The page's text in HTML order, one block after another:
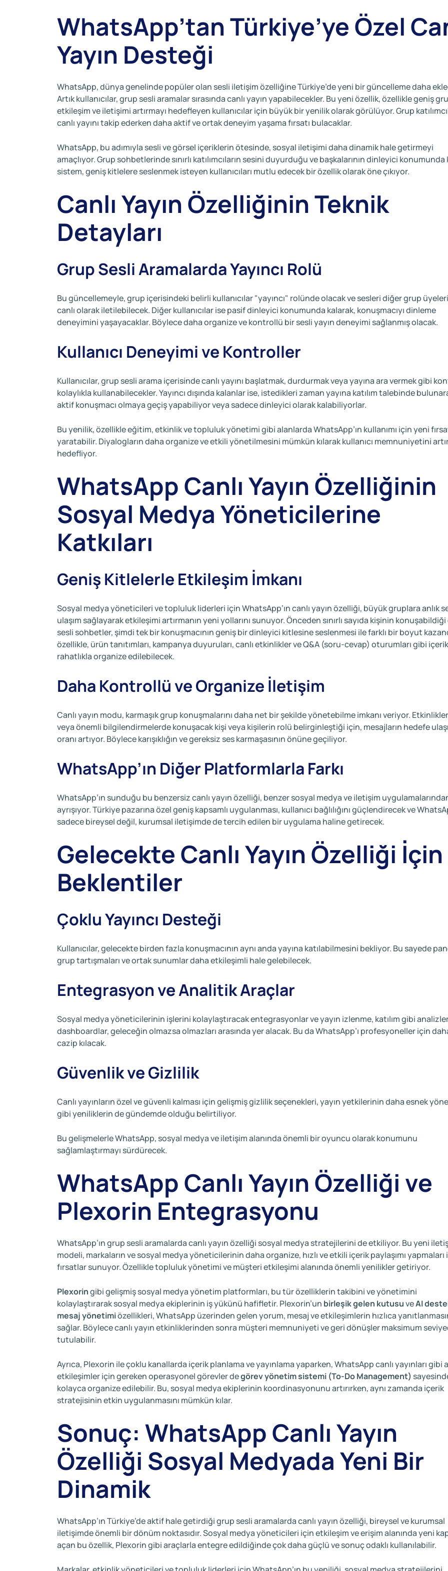
WhatsApp’tan Türkiye’ye Özel
Yayın Desteği
WhatsApp, dünya genelinde popüler olan sesli iletişim özelliğine Türkiye’de yeni bir güncelleme daha
Artık kullanıcılar, grup sesli aramalar sırasında canlı yayın yapabilecekler. Bu yeni özellik, özellikle geniş
etkileşim ve iletişimi artırmayı hedefleyen kullanıcılar için büyük bir yenilik olarak görülüyor. Grup
canlı yayını takip ederken daha aktif ve ortak deneyim yaşama fırsatı bulacaklar.
WhatsApp, bu adımıyla sesli ve görsel içeriklerin ötesinde, sosyal iletişimi daha dinamik hale getirmeyi
amaçlıyor. Grup sohbetlerinde sınırlı katılımcıların sesini duyurduğu ve başkalarının dinleyici konumunda
sistem, geniş kitlelere seslenmek isteyen kullanıcıları mutlu edecek bir özellik olarak öne çıkıyor.
Canlı Yayın Özelliğinin Teknik
Detayları
Grup Sesli Aramalarda Yayıncı Rolü
Bu güncellemeyle, grup içerisindeki belirli kullanıcılar "yayıncı" rolünde olacak ve sesleri diğer grup
canlı olarak iletilebilecek. Diğer kullanıcılar ise pasif dinleyici konumunda kalarak, konuşmacıyı dinleme
deneyimini yaşayacaklar. Böylece daha organize ve kontrollü bir sesli yayın deneyimi sağlanmış olacak.
Kullanıcı Deneyimi ve Kontroller
Kullanıcılar, grup sesli arama içerisinde canlı yayını başlatmak, durdurmak veya yayına ara vermek gibi
kolaylıkla kullanabilecekler. Yayıncı dışında kalanlar ise, istedikleri zaman yayına katılım talebinde
aktif konuşmacı olmaya geçiş yapabiliyor veya sadece dinleyici olarak kalabiliyorlar.
Bu yenilik, özellikle eğitim, etkinlik ve topluluk yönetimi gibi alanlarda WhatsApp’ın kullanımı için yeni
yaratabilir. Diyalogların daha organize ve etkili yönetilmesini mümkün kılarak kullanıcı memnuniyetini
hedefliyor.
WhatsApp Canlı Yayın Özelliğinin
Sosyal Medya Yöneticilerine
Katkıları
Geniş Kitlelerle Etkileşim İmkanı
Sosyal medya yöneticileri ve topluluk liderleri için WhatsApp’ın canlı yayın özelliği, büyük gruplara anlık
ulaşım sağlayarak etkileşimi artırmanın yeni yollarını sunuyor. Önceden sınırlı sayıda kişinin
sesli sohbetler, şimdi tek bir konuşmacının geniş bir dinleyici kitlesine seslenmesi ile farklı bir boyut
özellikle, ürün tanıtımları, kampanya duyuruları, canlı etkinlikler ve Q&A (soru-cevap) oturumları gibi
rahatlıkla organize edilebilecek.
Daha Kontrollü ve Organize İletişim
Canlı yayın modu, karmaşık grup konuşmalarını daha net bir şekilde yönetebilme imkanı veriyor.
veya önemli bilgilendirmelerde konuşacak kişi veya kişilerin rolü belirginleştiği için, mesajların hedefe
oranı artıyor. Böylece karışıklığın ve gereksiz ses karmaşasının önüne geçiliyor.
WhatsApp’ın Diğer Platformlarla Farkı
WhatsApp’ın sunduğu bu benzersiz canlı yayın özelliği, benzer sosyal medya ve iletişim
ayrışıyor. Türkiye pazarına özel geniş kapsamlı uygulanması, kullanıcı bağlılığını güçlendirecek ve
sadece bireysel değil, kurumsal iletişimde de tercih edilen bir uygulama haline getirecek.
Gelecekte Canlı Yayın Özelliği İçin
Beklentiler
Çoklu Yayıncı Desteği
Kullanıcılar, gelecekte birden fazla konuşmacının aynı anda yayına katılabilmesini bekliyor. Bu sayede
grup tartışmaları ve ortak sunumlar daha etkileşimli hale gelebilecek.
Entegrasyon ve Analitik Araçlar
Sosyal medya yöneticilerinin işlerini kolaylaştıracak entegrasyonlar ve yayın izlenme, katılım gibi
dashboardlar, geleceğin olmazsa olmazları arasında yer alacak. Bu da WhatsApp’ı profesyoneller için
cazip kılacak.
Güvenlik ve Gizlilik
Canlı yayınların özel ve güvenli kalması için gelişmiş gizlilik seçenekleri, yayın yetkilerinin daha esnek
gibi yeniliklerin de gündemde olduğu belirtiliyor.
Bu gelişmelerle WhatsApp, sosyal medya ve iletişim alanında önemli bir oyuncu olarak konumunu
sağlamlaştırmayı sürdürecek.
WhatsApp Canlı Yayın Özelliği ve
Plexorin Entegrasyonu
WhatsApp’ın grup sesli aramalarda canlı yayın özelliği sosyal medya stratejilerini de etkiliyor. Bu yeni
modeli, markaların ve sosyal medya yöneticilerinin daha organize, hızlı ve etkili içerik paylaşımı yapmaları
fırsatlar sunuyor. Özellikle topluluk yönetimi ve müşteri etkileşimi alanında önemli yenilikler getiriyor.
Plexoringibi gelişmiş sosyal medya yönetim platformları, bu tür özelliklerin takibini ve yönetimini
kolaylaştırarak sosyal medya ekiplerinin iş yükünü hafifletir. Plexorin’un birleşik gelen kutusuveAI
mesaj yönetimiözellikleri, WhatsApp üzerinden gelen yorum, mesaj ve etkileşimlerin hızlıca
sağlar. Böylece canlı yayın etkinliklerinden sonra müşteri memnuniyeti ve geri dönüşler maksimum
tutulabilir.
Ayrıca, Plexorin ile çoklu kanallarda içerik planlama ve yayınlama yaparken, WhatsApp canlı yayınları gibi
etkileşimler için gereken operasyonel görevler degörev yönetim sistemi (To-Do Management)
kolayca organize edilebilir. Bu, sosyal medya ekiplerinin koordinasyonunu artırırken, aynı zamanda içerik
stratejisinin etkin uygulanmasını mümkün kılar.
Sonuç: WhatsApp Canlı Yayın
Özelliği Sosyal Medyada Yeni Bir
Dinamik
WhatsApp’ın Türkiye’de aktif hale getirdiği grup sesli aramalarda canlı yayın özelliği, bireysel ve kurumsal
iletişimde önemli bir dönüm noktasıdır. Sosyal medya yöneticileri için etkileşim ve erişim alanında yeni
açan bu özellik, Plexorin gibi araçlarla entegre edildiğinde çok daha güçlü ve sonuç odaklı kullanılabilir.